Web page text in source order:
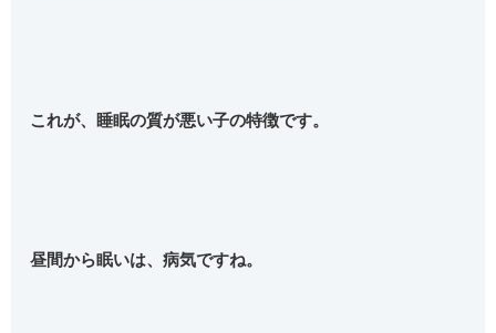
これが、睡眠の質が悪い子の特徴です。
昼間から眠いは、病気ですね。